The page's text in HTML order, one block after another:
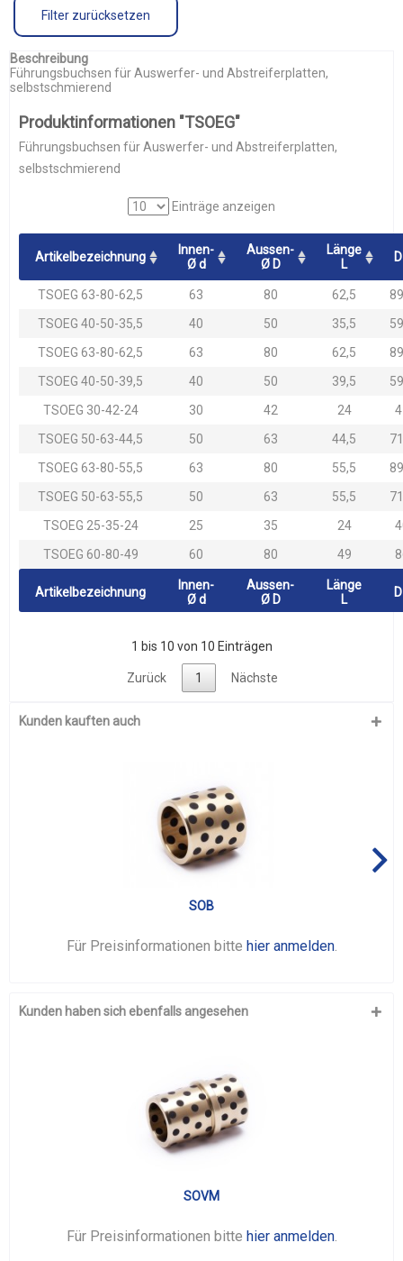
Filter zurücksetzen
Beschreibung
Führungsbuchsen für Auswerfer- und Abstreiferplatten,
selbstschmierend
Produktinformationen "TSOEG"
Führungsbuchsen für Auswerfer- und Abstreiferplatten,
selbstschmierend
Einträge anzeigen
Artikelbezeichnung
Innen-
Ø d
Aussen-
Ø D
Länge
L
TSOEG 63-80-62,5 63 80 62,5
TSOEG 40-50-35,5
40 50 35,5
TSOEG 63-80-62,5
63 80 62,5
TSOEG 40-50-39,5
40 50 39,5
TSOEG 30-42-24
30 42 24
TSOEG 50-63-44,5
50 63 44,5
TSOEG 63-80-55,5
63 80 55,5
TSOEG 50-63-55,5
50 63 55,5
TSOEG 25-35-24
25 35 24
TSOEG 60-80-49
60 80 49
Artikelbezeichnung
Innen-
Ø d
Aussen-
Ø D
Länge
L
1 bis 10 von 10 Einträgen
Zurück 1 Nächste
Kunden kauften auch
SOB
Für Preisinformationen bitte hier anmelden.
Kunden haben sich ebenfalls angesehen
SOVM
Für Preisinformationen bitte hier anmelden.